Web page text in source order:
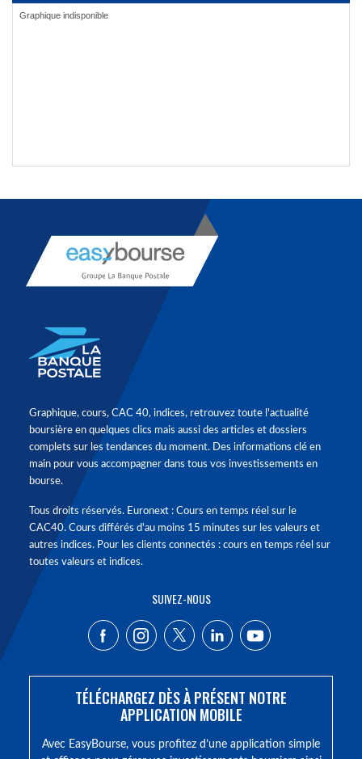
Graphique, cours, CAC 40, indices, retrouvez toute l'actualité
boursière en quelques clics mais aussi des articles et dossiers
complets sur les tendances du moment. Des informations clé en
main pour vous accompagner dans tous vos investissements en
bourse.
Tous droits réservés. Euronext : Cours en temps réel sur le
CAC40. Cours différés d'au moins 15 minutes sur les valeurs et
autres indices. Pour les clients connectés : cours en temps réel sur
toutes valeurs et indices.
SUIVEZ-NOUS
TÉLÉCHARGEZ DÈS À PRÉSENT NOTRE
APPLICATION MOBILE
Avec EasyBourse, vous profitez d’une application simple